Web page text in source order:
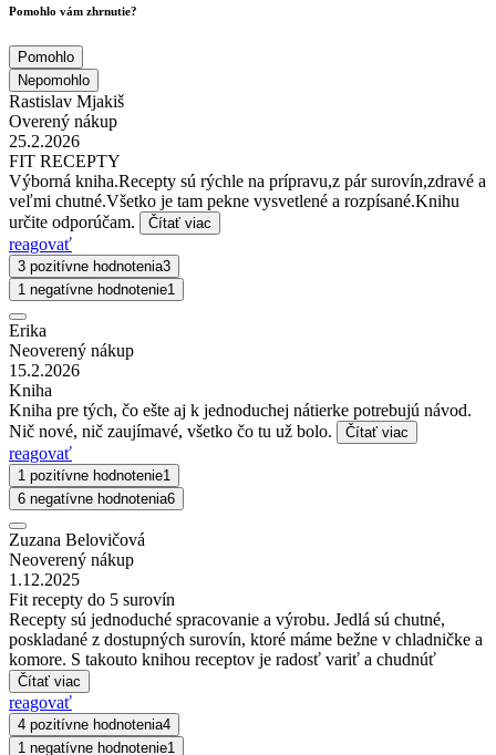
Pomohlo vám zhrnutie?
Pomohlo
Nepomohlo
Rastislav Mjakiš
Overený nákup
25.2.2026
FIT RECEPTY
Výborná kniha.Recepty sú rýchle na prípravu,z pár surovín,zdravé a
veľmi chutné.Všetko je tam pekne vysvetlené a rozpísané.Knihu
určite odporúčam.
Čítať viac
reagovať
3 pozitívne hodnotenia3
1 negatívne hodnotenie1
Erika
Neoverený nákup
15.2.2026
Kniha
Kniha pre tých, čo ešte aj k jednoduchej nátierke potrebujú návod.
Nič nové, nič zaujímavé, všetko čo tu už bolo.
Čítať viac
reagovať
1 pozitívne hodnotenie1
6 negatívne hodnotenia6
Zuzana Belovičová
Neoverený nákup
1.12.2025
Fit recepty do 5 surovín
Recepty sú jednoduché spracovanie a výrobu. Jedlá sú chutné,
poskladané z dostupných surovín, ktoré máme bežne v chladničke a
komore. S takouto knihou receptov je radosť variť a chudnúť
Čítať viac
reagovať
4 pozitívne hodnotenia4
1 negatívne hodnotenie1